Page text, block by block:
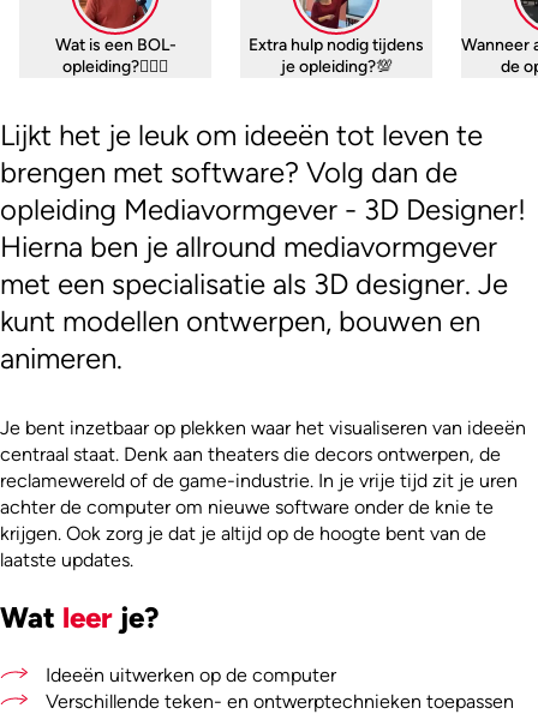
Wat is een BOL-
opleiding?🤷🏼‍♀️
Extra hulp nodig tijdens
je opleiding?💯
Wanneer
de
Lijkt het je leuk om ideeën tot leven te
brengen met software? Volg dan de
opleiding Mediavormgever - 3D Designer!
Hierna ben je allround mediavormgever
met een specialisatie als 3D designer. Je
kunt modellen ontwerpen, bouwen en
animeren.
Je bent inzetbaar op plekken waar het visualiseren van ideeën
centraal staat. Denk aan theaters die decors ontwerpen, de
reclamewereld of de game-industrie. In je vrije tijd zit je uren
achter de computer om nieuwe software onder de knie te
krijgen. Ook zorg je dat je altijd op de hoogte bent van de
laatste updates.
Wat leer je?
Ideeën uitwerken op de computer
Verschillende teken- en ontwerptechnieken toepassen